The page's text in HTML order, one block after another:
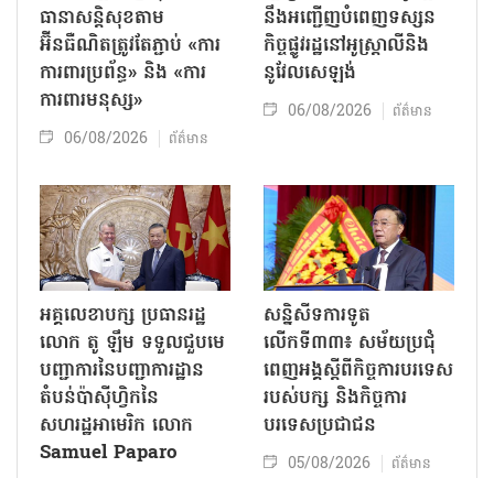
ធានាសន្តិសុខតាម
អ៊ីនធឺណិតត្រូវតែភ្ជាប់ «ការ
ការពារប្រព័ន្ធ» និង «ការ
ការពារមនុស្ស»
06/08/2026 ព័ត៌មាន
នឹងអញ្ជើញបំពេញទស្សន
កិច្ចផ្លូវរដ្ឋនៅអូស្ត្រាលីនិង
នូវែលសេឡង់
06/08/2026 ព័ត៌មាន
អគ្គលេខាបក្ស ប្រធានរដ្ឋ
លោក តូ ឡឹម ទទួលជួបមេ
បញ្ជាការនៃបញ្ជាការដ្ឋាន
តំបន់ប៉ាស៊ីហ្វិកនៃ
សហរដ្ឋអាមេរិក លោក
Samuel Paparo
សន្និសីទការទូត
លើកទី៣៣៖ សម័យប្រជុំ
ពេញអង្គស្តីពីកិច្ច​ការបរទេស
របស់​បក្ស និងកិច្ច​ការ
បរទេសប្រជាជន
05/08/2026 ព័ត៌មាន